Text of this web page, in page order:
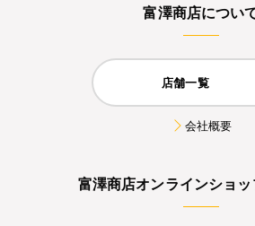
富澤商店につい
店舗一覧
会社概要
富澤商店オンラインショ